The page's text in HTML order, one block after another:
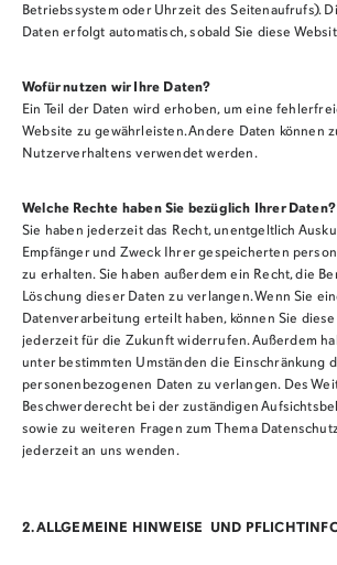
Betriebssystem oder Uhrzeit des Seitenaufrufs).
Daten erfolgt automatisch, sobald Sie diese
Wofür nutzen wir Ihre Daten?
Ein Teil der Daten wird erhoben, um eine
Website zu gewährleisten. Andere Daten können
Nutzerverhaltens verwendet werden.
Welche Rechte haben Sie bezüglich Ihrer Daten?
Sie haben jederzeit das Recht, unentgeltlich
Empfänger und Zweck Ihrer gespeicherten
zu erhalten. Sie haben außerdem ein Recht, die
Löschung dieser Daten zu verlangen. Wenn Sie
Datenverarbeitung erteilt haben, können Sie
jederzeit für die Zukunft widerrufen. Außerdem
unter bestimmten Umständen die Einschränkung
personenbezogenen Daten zu verlangen. Des
Beschwerderecht bei der zuständigen
sowie zu weiteren Fragen zum Thema
jederzeit an uns wenden.
2. ALLGEMEINE HINWEISE UND